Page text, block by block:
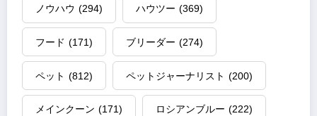
ノウハウ (294) ハウツー (369)
フード (171) ブリーダー (274)
ペット (812) ペットジャーナリスト (200)
メインクーン (171) ロシアンブルー (222)